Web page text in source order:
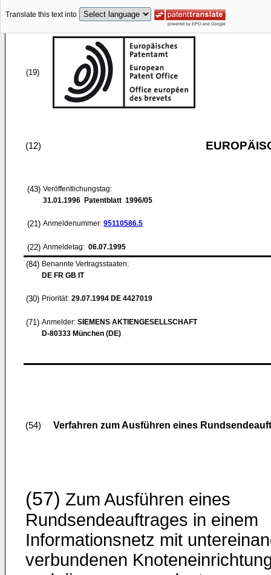
Translate this text into
(19)
(12)
(43) Veröffentlichungstag:
31.01.1996 Patentblatt 1996/05
(21) Anmeldenummer: 95110586.5
(22) Anmeldetag: 06.07.1995
(84) Benannte Vertragsstaaten:
DE FR GB IT
(30) Priorität: 29.07.1994 DE 4427019
(71) Anmelder: SIEMENS AKTIENGESELLSCHAFT
D-80333 München (DE)
(54) Verfahren zum Ausführen eines
(57) Zum Ausführen eines
Rundsendeauftrages in einem
Informationsnetz mit
verbundenen